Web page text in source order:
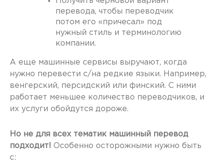
перевода, чтобы переводчик
потом его «причесал» под
нужный стиль и терминологию
компании.
А еще машинные сервисы выручают, когда
нужно перевести с/на редкие языки. Например,
венгерский, персидский или финский. С ними
работает меньшее количество переводчиков, и
их услуги обойдутся дороже.
Но не для всех тематик машинный перевод
подходит! Особенно осторожными нужно быть
с: